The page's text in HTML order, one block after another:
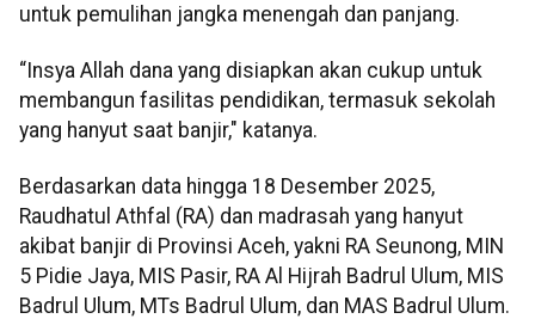
untuk pemulihan jangka menengah dan panjang.
“Insya Allah dana yang disiapkan akan cukup untuk
membangun fasilitas pendidikan, termasuk sekolah
yang hanyut saat banjir," katanya.
Berdasarkan data hingga 18 Desember 2025,
Raudhatul Athfal (RA) dan madrasah yang hanyut
akibat banjir di Provinsi Aceh, yakni RA Seunong, MIN
5 Pidie Jaya, MIS Pasir, RA Al Hijrah Badrul Ulum, MIS
Badrul Ulum, MTs Badrul Ulum, dan MAS Badrul Ulum.